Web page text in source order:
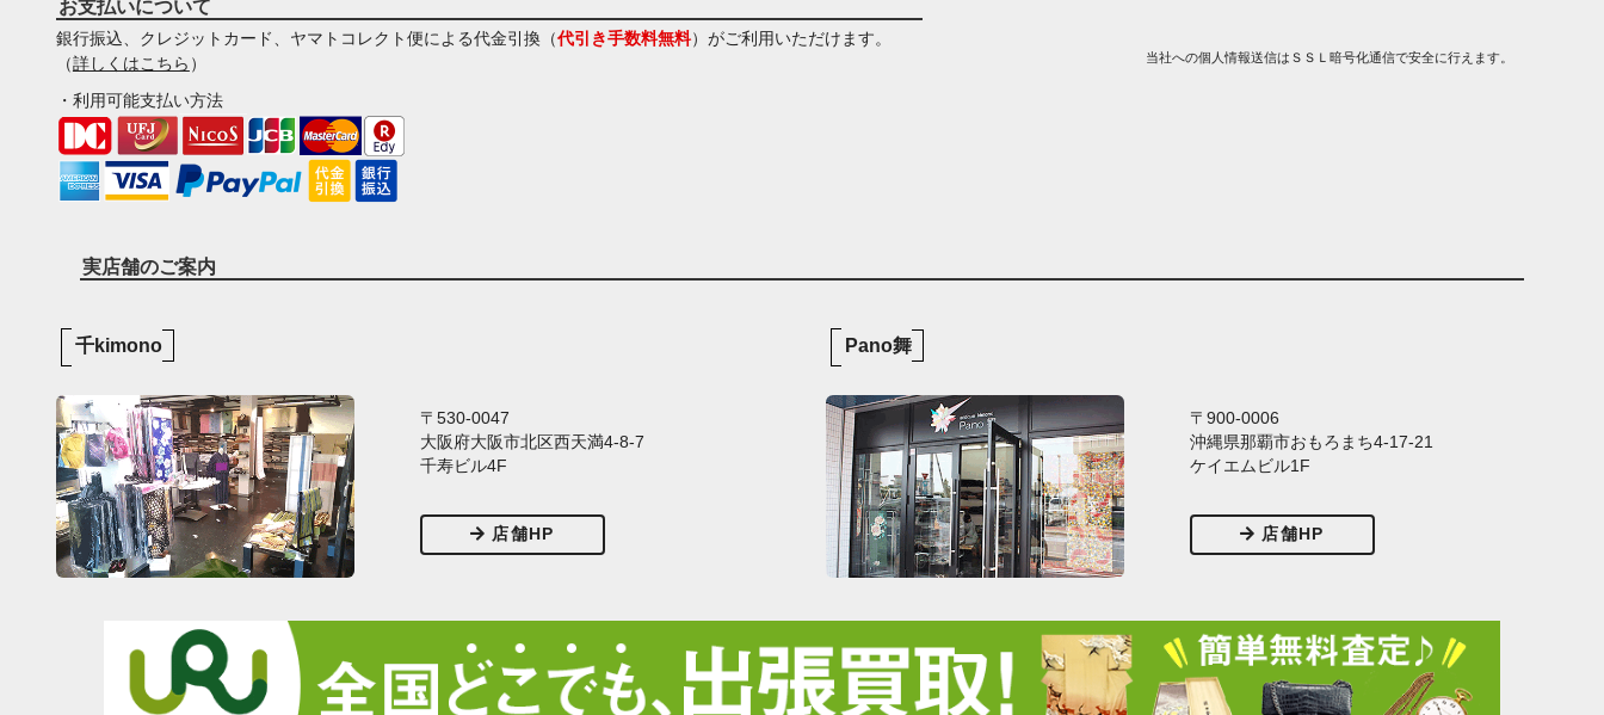
お支払いについて
銀行振込、クレジットカード、ヤマトコレクト便による代金引換（代引き手数料無料） がご利用いただけます。
（詳しくはこちら ）
・利用可能支払い方法
当社への個人情報送信はＳＳＬ暗号化通信で安全に行えます。
実店舗のご案内
千kimono
〒530-0047
大阪府大阪市北区西天満4-8-7
千寿ビル4F
店舗HP
Pano舞
〒900-0006
沖縄県那覇市おもろまち4-17-21
ケイエムビル1F
店舗HP